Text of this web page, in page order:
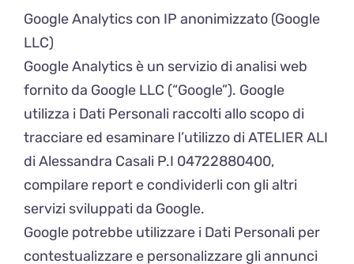
Google Analytics con IP anonimizzato (Google
LLC)
Google Analytics è un servizio di analisi web
fornito da Google LLC (“Google”). Google
utilizza i Dati Personali raccolti allo scopo di
tracciare ed esaminare l’utilizzo di ATELIER ALI
di Alessandra Casali P.I 04722880400,
compilare report e condividerli con gli altri
servizi sviluppati da Google.
Google potrebbe utilizzare i Dati Personali per
contestualizzare e personalizzare gli annunci